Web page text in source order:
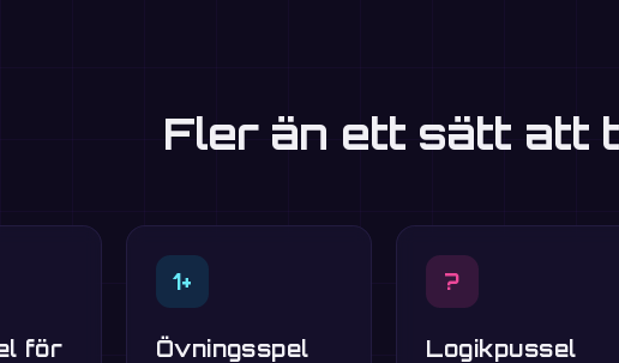
Fler än ett sätt att
för
1+
Övningsspel
?
Logikpussel